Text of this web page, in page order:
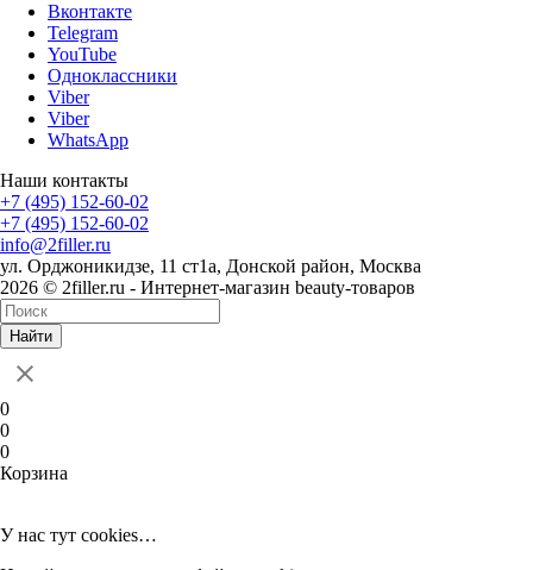
Вконтакте
Telegram
YouTube
Одноклассники
Viber
Viber
WhatsApp
Наши контакты
+7 (495) 152-60-02
+7 (495) 152-60-02
info@2filler.ru
ул. Орджоникидзе, 11 ст1а, Донской район, Москва
2026 © 2filler.ru - Интернет-магазин beauty-товаров
Найти
0
0
0
Корзина
У нас тут cookies…